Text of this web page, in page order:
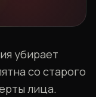
убирает
со старого
лица.